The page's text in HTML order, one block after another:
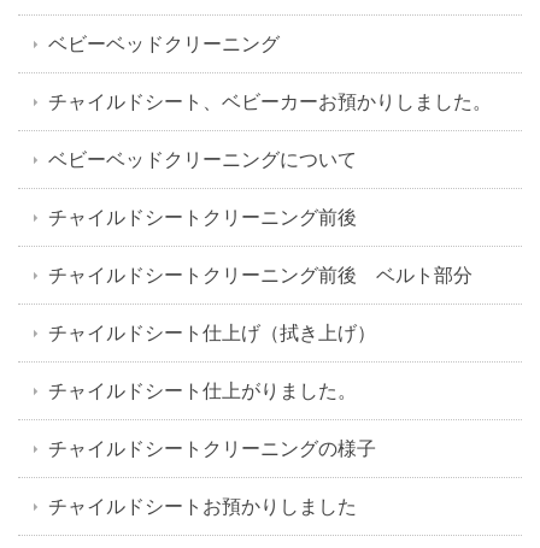
ベビーベッドクリーニング
チャイルドシート、ベビーカーお預かりしました。
ベビーベッドクリーニングについて
チャイルドシートクリーニング前後
チャイルドシートクリーニング前後 ベルト部分
チャイルドシート仕上げ（拭き上げ）
チャイルドシート仕上がりました。
チャイルドシートクリーニングの様子
チャイルドシートお預かりしました